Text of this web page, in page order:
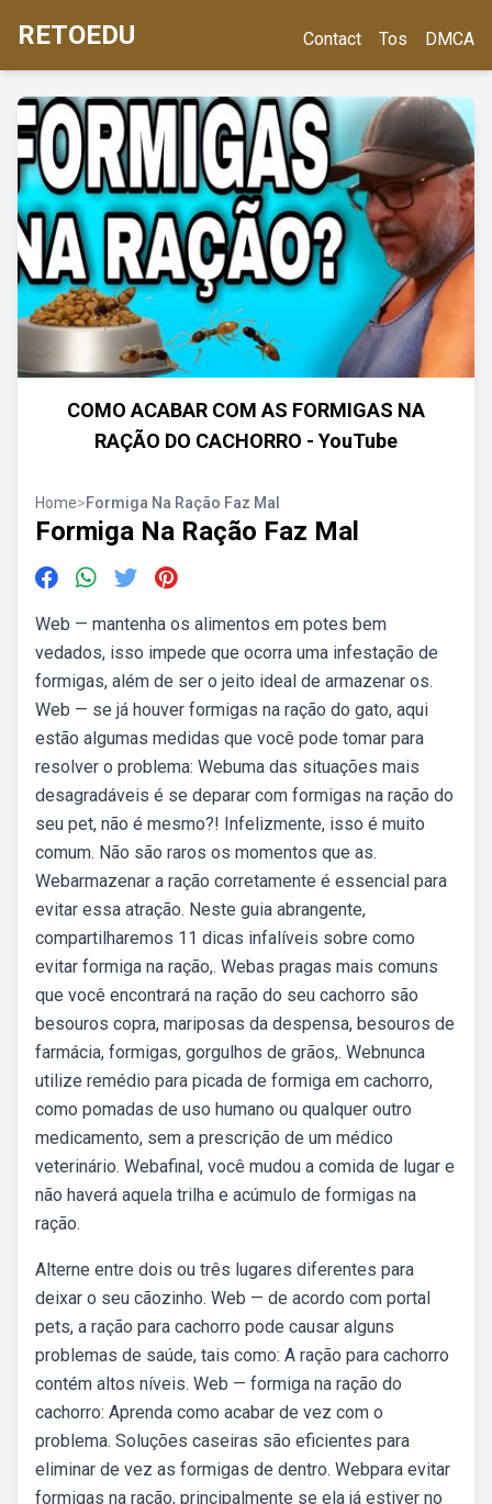
RETOEDU Contact Tos DMCA
COMO ACABAR COM AS FORMIGAS NA
RAÇÃO DO CACHORRO - YouTube
Home>Formiga Na Ração Faz Mal
Formiga Na Ração Faz Mal
Web — mantenha os alimentos em potes bem
vedados, isso impede que ocorra uma infestação de
formigas, além de ser o jeito ideal de armazenar os.
Web — se já houver formigas na ração do gato, aqui
estão algumas medidas que você pode tomar para
resolver o problema: Webuma das situações mais
desagradáveis é se deparar com formigas na ração do
seu pet, não é mesmo?! Infelizmente, isso é muito
comum. Não são raros os momentos que as.
Webarmazenar a ração corretamente é essencial para
evitar essa atração. Neste guia abrangente,
compartilharemos 11 dicas infalíveis sobre como
evitar formiga na ração,. Webas pragas mais comuns
que você encontrará na ração do seu cachorro são
besouros copra, mariposas da despensa, besouros de
farmácia, formigas, gorgulhos de grãos,. Webnunca
utilize remédio para picada de formiga em cachorro,
como pomadas de uso humano ou qualquer outro
medicamento, sem a prescrição de um médico
veterinário. Webafinal, você mudou a comida de lugar e
não haverá aquela trilha e acúmulo de formigas na
ração.
Alterne entre dois ou três lugares diferentes para
deixar o seu cãozinho. Web — de acordo com portal
pets, a ração para cachorro pode causar alguns
problemas de saúde, tais como: A ração para cachorro
contém altos níveis. Web — formiga na ração do
cachorro: Aprenda como acabar de vez com o
problema. Soluções caseiras são eficientes para
eliminar de vez as formigas de dentro. Webpara evitar
formigas na ração, principalmente se ela já estiver no